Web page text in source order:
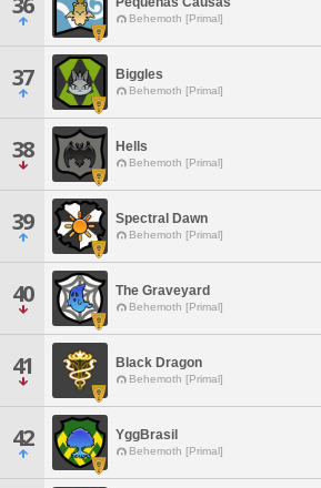
Behemoth [Primal]
37 Biggles
Behemoth [Primal]
38 Hells
Behemoth [Primal]
39 Spectral Dawn
Behemoth [Primal]
40 The Graveyard
Behemoth [Primal]
41 Black Dragon
Behemoth [Primal]
42 YggBrasil
Behemoth [Primal]